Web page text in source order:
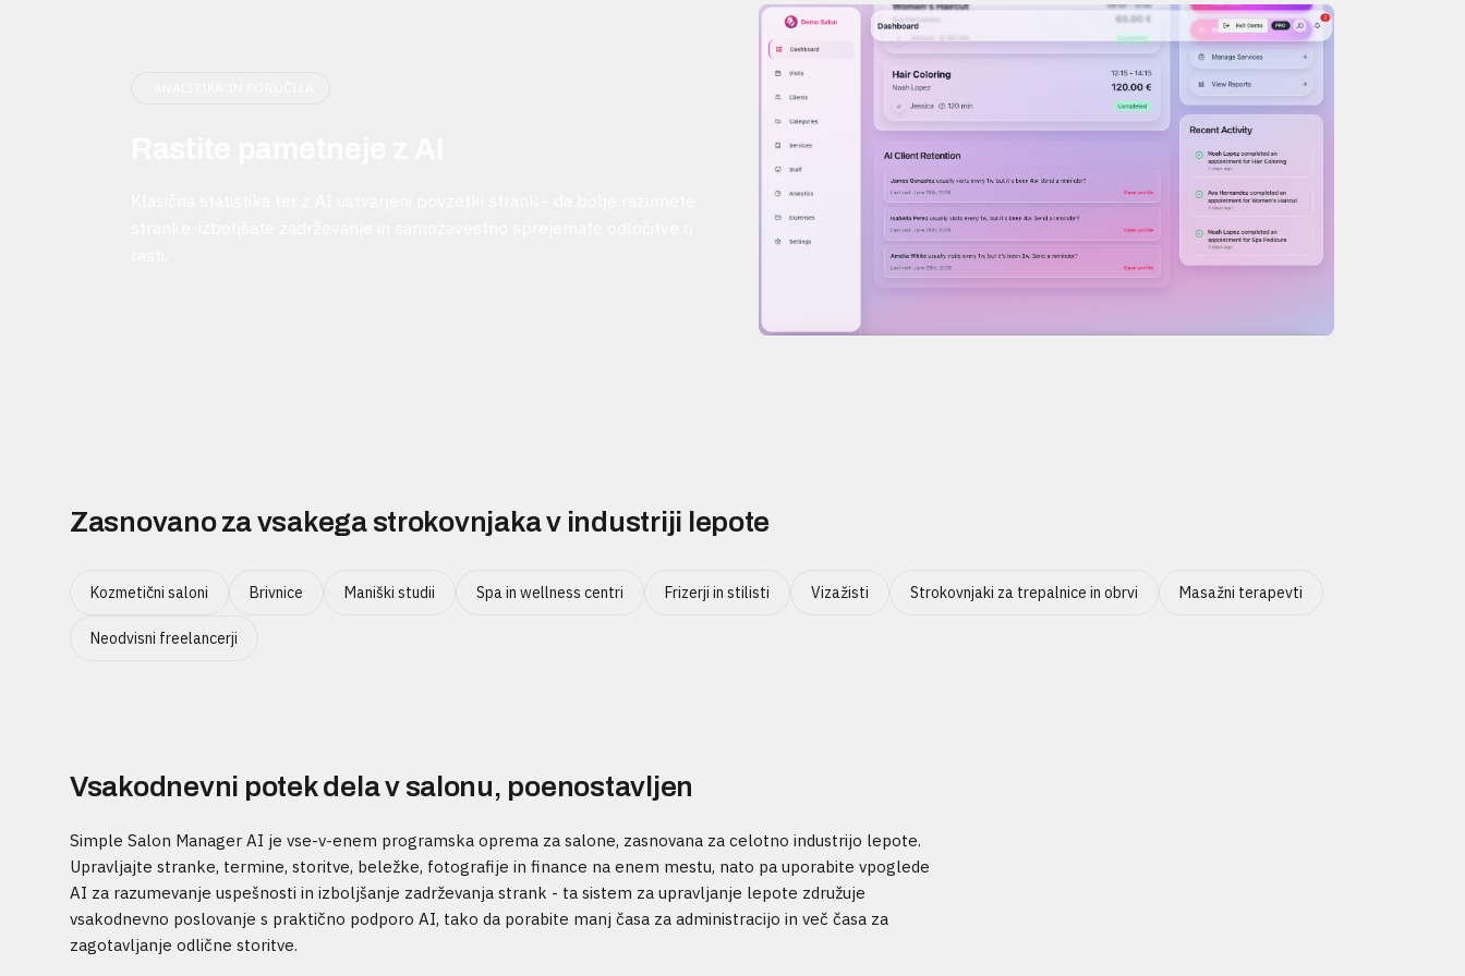
Zasnovano za vsakega strokovnjaka v industriji lepote
Kozmetični saloni Brivnice Maniški studii Spa in wellness centri Frizerji in stilisti Vizažisti Strokovnjaki za trepalnice in obrvi Masažni terapevti
Neodvisni freelancerji
Vsakodnevni potek dela v salonu, poenostavljen
Simple Salon Manager AI je vse-v-enem programska oprema za salone, zasnovana za celotno industrijo lepote.
Upravljajte stranke, termine, storitve, beležke, fotografije in finance na enem mestu, nato pa uporabite vpoglede
AI za razumevanje uspešnosti in izboljšanje zadrževanja strank - ta sistem za upravljanje lepote združuje
vsakodnevno poslovanje s praktično podporo AI, tako da porabite manj časa za administracijo in več časa za
zagotavljanje odlične storitve.